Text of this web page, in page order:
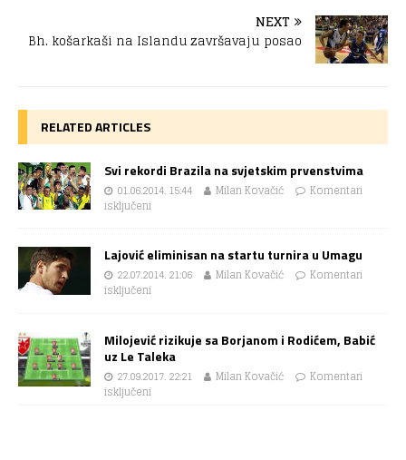
NEXT
Bh. košarkaši na Islandu završavaju posao
RELATED ARTICLES
Svi rekordi Brazila na svjetskim prvenstvima
01.06.2014. 15:44 Milan Kovačić
Komentari
isključeni
Lajović eliminisan na startu turnira u Umagu
22.07.2014. 21:06 Milan Kovačić
Komentari
isključeni
Milojević rizikuje sa Borjanom i Rodićem, Babić
uz Le Taleka
27.09.2017. 22:21 Milan Kovačić
Komentari
isključeni